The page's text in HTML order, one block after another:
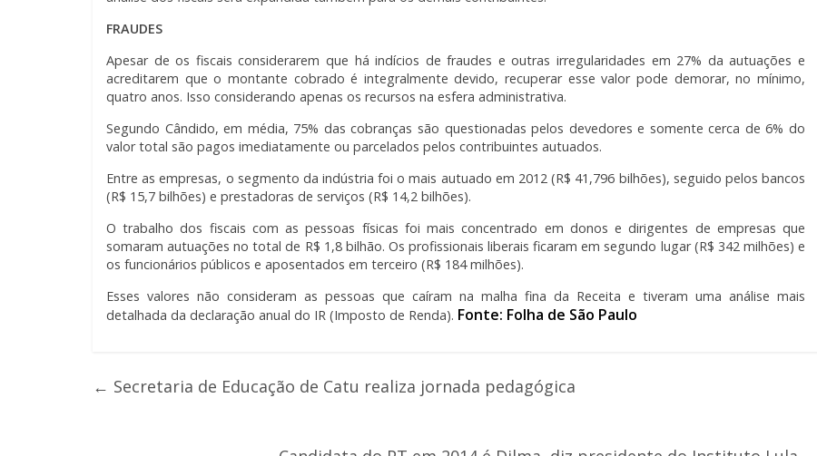
FRAUDES
Apesar de os fiscais considerarem que há indícios de fraudes e outras irregularidades em 27% da autuações e
acreditarem que o montante cobrado é integralmente devido, recuperar esse valor pode demorar, no mínimo,
quatro anos. Isso considerando apenas os recursos na esfera administrativa.
Segundo Cândido, em média, 75% das cobranças são questionadas pelos devedores e somente cerca de 6% do
valor total são pagos imediatamente ou parcelados pelos contribuintes autuados.
Entre as empresas, o segmento da indústria foi o mais autuado em 2012 (R$ 41,796 bilhões), seguido pelos bancos
(R$ 15,7 bilhões) e prestadoras de serviços (R$ 14,2 bilhões).
O trabalho dos fiscais com as pessoas físicas foi mais concentrado em donos e dirigentes de empresas que
somaram autuações no total de R$ 1,8 bilhão. Os profissionais liberais ficaram em segundo lugar (R$ 342 milhões) e
os funcionários públicos e aposentados em terceiro (R$ 184 milhões).
Esses valores não consideram as pessoas que caíram na malha fina da Receita e tiveram uma análise mais
detalhada da declaração anual do IR (Imposto de Renda). Fonte: Folha de São Paulo
← Secretaria de Educação de Catu realiza jornada pedagógica